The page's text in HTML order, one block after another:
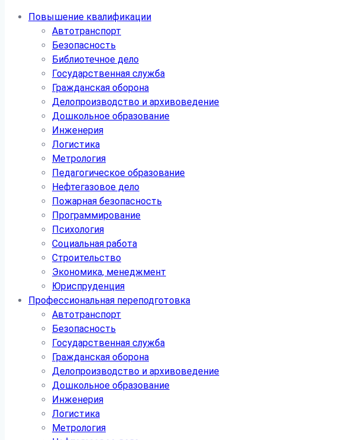
Повышение квалификации
Автотранспорт
Безопасность
Библиотечное дело
Государственная служба
Гражданская оборона
Делопроизводство и архивоведение
Дошкольное образование
Инженерия
Логистика
Метрология
Педагогическое образование
Нефтегазовое дело
Пожарная безопасность
Программирование
Психология
Социальная работа
Строительство
Экономика, менеджмент
Юриспруденция
Профессиональная переподготовка
Автотранспорт
Безопасность
Государственная служба
Гражданская оборона
Делопроизводство и архивоведение
Дошкольное образование
Инженерия
Логистика
Метрология